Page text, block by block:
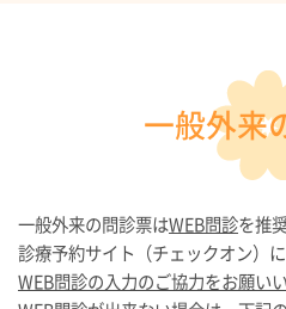
一般外来
一般外来の問診票はWEB問診を推
診療予約サイト（チェックオン）
WEB問診の入力のご協力をお願い